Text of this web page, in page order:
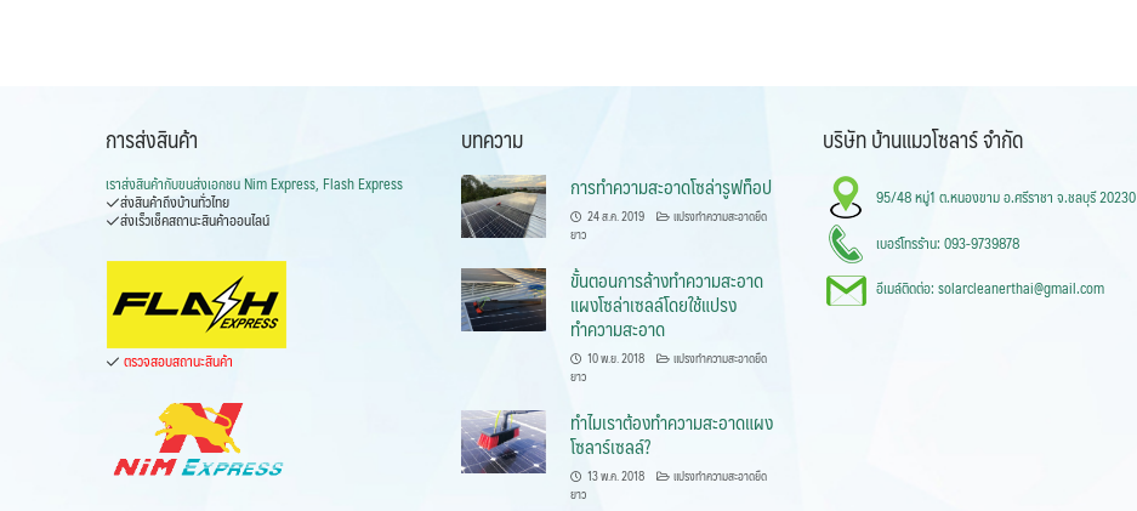
options
may
chosen
on
the
product
page
การส่งสินค้า
เราส่งสินค้ากับขนส่งเอกชน Nim Express, Flash Express
ส่งสินค้าถึงบ้านทั่วไทย
ส่งเร็วเช็คสถานะสินค้าออนไลน์
ตรวจสอบสถานะสินค้า
บทความ
การทำความสะอาดโซล่ารูฟท็อป
24 ส.ค. 2019
แปรงทำความสะอาดยืด
ยาว
ขั้นตอนการล้างทำความสะอาด
แผงโซล่าเซลล์โดยใช้แปรง
ทำความสะอาด
10 พ.ย. 2018
แปรงทำความสะอาดยืด
ยาว
ทำไมเราต้องทำความสะอาดแผง
โซลาร์เซลล์?
13 พ.ค. 2018
แปรงทำความสะอาดยืด
ยาว
บริษัท บ้านแมวโซลาร์ จำกัด
95/48 หมู่1 ต.หนองขาม อ.ศรีราชา จ.ชลบุรี 20230
เบอร์โทรร้าน: 093-9739878
อีเมล์ติดต่อ: solarcleanerthai@gmail.com